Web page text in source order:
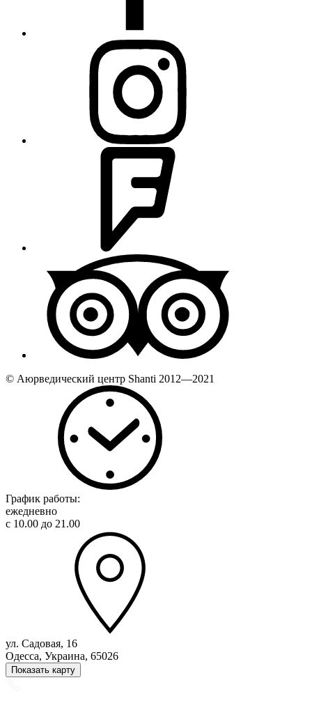
© Аюрведический центр Shanti 2012—2021
График работы:
ежедневно
с 10.00 до 21.00
ул. Садовая, 16
Одесса, Украина, 65026
Показать карту